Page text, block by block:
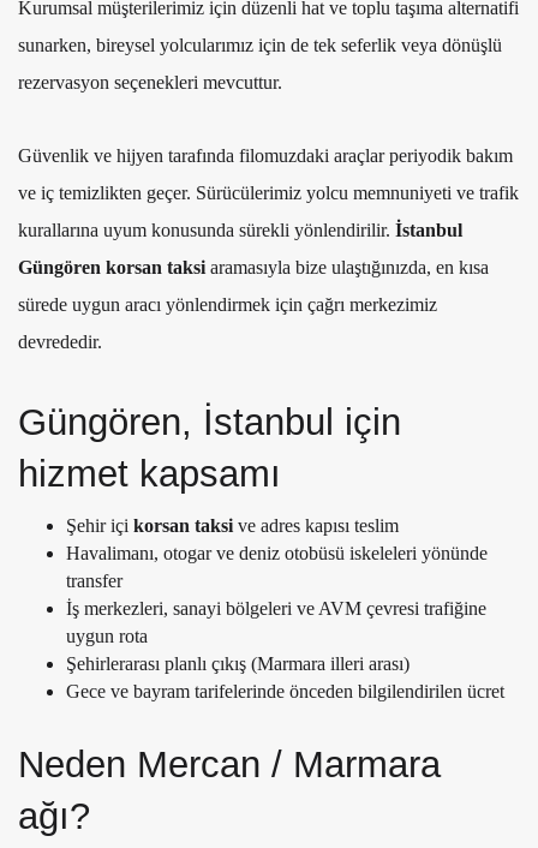
Kurumsal müşterilerimiz için düzenli hat ve toplu taşıma alternatifi
sunarken, bireysel yolcularımız için de tek seferlik veya dönüşlü
rezervasyon seçenekleri mevcuttur.
Güvenlik ve hijyen tarafında filomuzdaki araçlar periyodik bakım
ve iç temizlikten geçer. Sürücülerimiz yolcu memnuniyeti ve trafik
kurallarına uyum konusunda sürekli yönlendirilir. İstanbul
Güngören korsan taksi aramasıyla bize ulaştığınızda, en kısa
sürede uygun aracı yönlendirmek için çağrı merkezimiz
devrededir.
Güngören, İstanbul için
hizmet kapsamı
Şehir içi korsan taksi ve adres kapısı teslim
Havalimanı, otogar ve deniz otobüsü iskeleleri yönünde
transfer
İş merkezleri, sanayi bölgeleri ve AVM çevresi trafiğine
uygun rota
Şehirlerarası planlı çıkış (Marmara illeri arası)
Gece ve bayram tarifelerinde önceden bilgilendirilen ücret
Neden Mercan / Marmara
ağı?